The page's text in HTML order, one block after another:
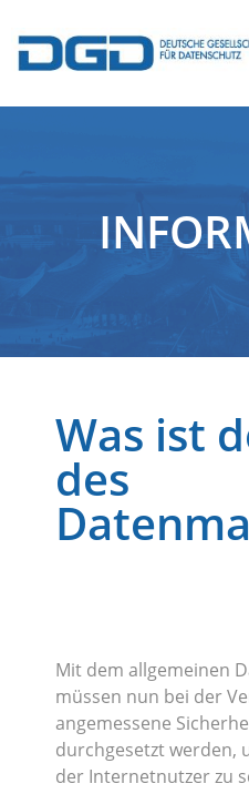
Was ist
des
Mit dem allgemeinen
müssen nun bei der
angemessene
durchgesetzt werden,
der Internetnutzer zu